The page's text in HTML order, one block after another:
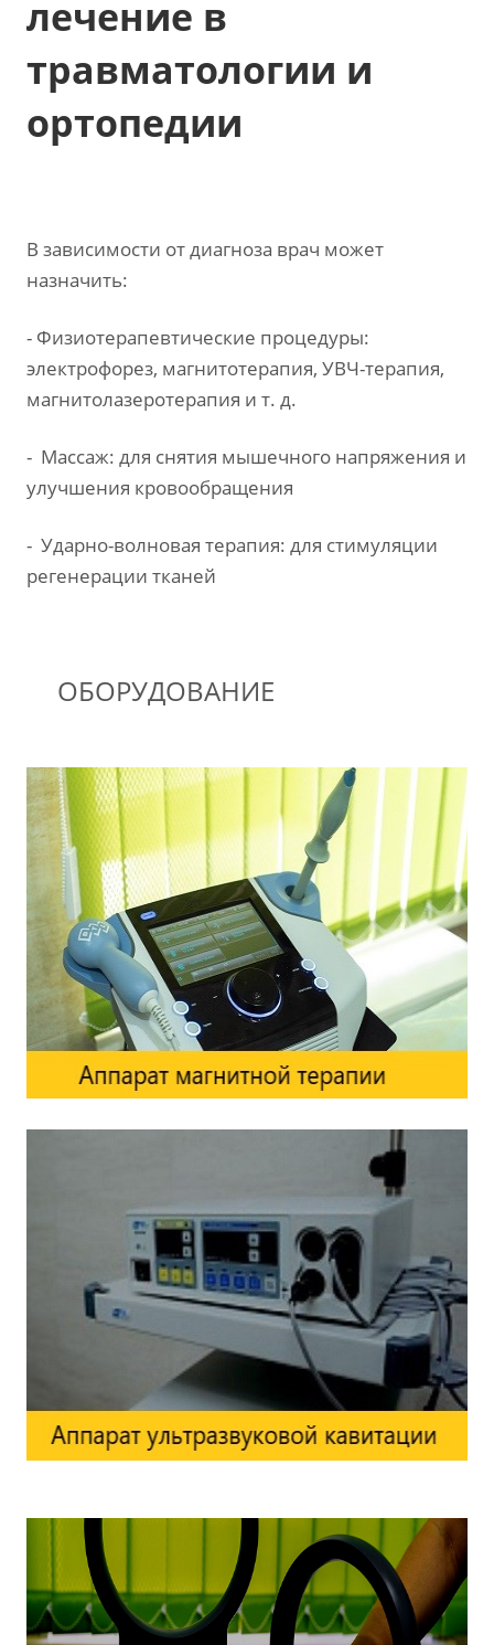
лечение в
травматологии и
ортопедии
В зависимости от диагноза врач может
назначить:
- Физиотерапевтические процедуры:
электрофорез, магнитотерапия, УВЧ-терапия,
магнитолазеротерапия и т. д.
- Массаж: для снятия мышечного напряжения и
улучшения кровообращения
- Ударно-волновая терапия: для стимуляции
регенерации тканей
ОБОРУДОВАНИЕ